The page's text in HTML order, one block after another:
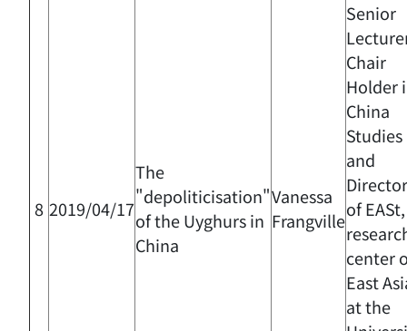
8 2019/04/17
The
"depoliticisation"
of the Uyghurs in
China
Vanessa
Frangville
Senior
Chair
Holder
China
Studies
and
Director
of EASt,
center
East
at the